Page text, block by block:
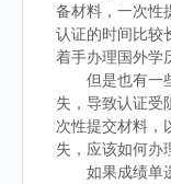
备材料，一次性
认证的时间比较
着手办理国外学
但是也有一些
失，导致认证受
次性提交材料，
失，应该如何办
如果成绩单遗